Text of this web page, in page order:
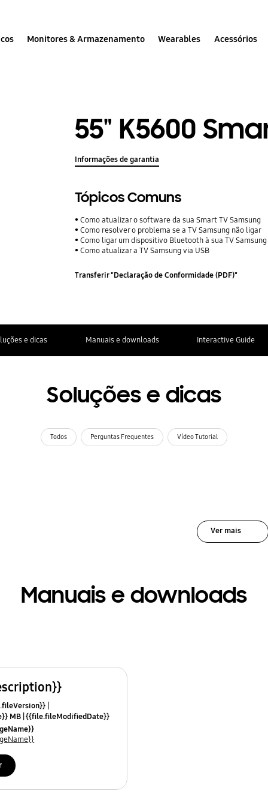
Monitores & Armazenamento Wearables Acessórios
55" K5600
Informações de garantia
Tópicos Comuns
Como atualizar o software da sua Smart TV Samsung
Como resolver o problema se a TV Samsung não ligar
Como ligar um dispositivo Bluetooth à sua TV Samsung
Como atualizar a TV Samsung via USB
Transferir "Declaração de Conformidade (PDF)"
e dicas Manuais e downloads Interactive Guide
Soluções e dicas
Todos Perguntas Frequentes Vídeo Tutorial
Ver mais
Manuais e downloads
MB {{file.fileModifiedDate}}